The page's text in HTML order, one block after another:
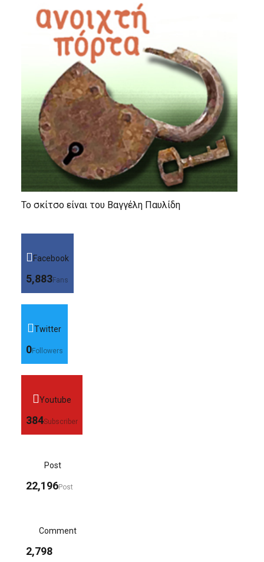
Το σκίτσο είναι του Βαγγέλη Παυλίδη
Facebook
5,883Fans
Twitter
0Followers
Youtube
384Subscriber
Post
22,196Post
Comment
2,798